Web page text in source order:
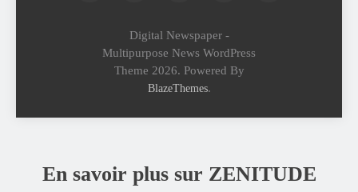
Digital Newspaper -
Multipurpose News WordPress
Theme 2026. Powered By
BlazeThemes.
En savoir plus sur ZENITUDE